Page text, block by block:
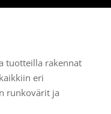
tuotteilla rakennat
eri
runkovärit ja